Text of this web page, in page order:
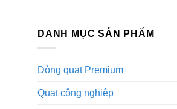
DANH MỤC SẢN PHẨM
Dòng quạt Premium
Quạt công nghiệp